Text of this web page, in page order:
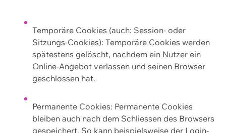
Temporäre Cookies (auch: Session- oder
Sitzungs-Cookies): Temporäre Cookies werden
spätestens gelöscht, nachdem ein Nutzer ein
Online-Angebot verlassen und seinen Browser
geschlossen hat.
Permanente Cookies: Permanente Cookies
bleiben auch nach dem Schliessen des Browsers
gespeichert. So kann beispielsweise der Login-